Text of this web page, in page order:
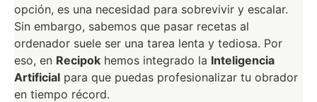
opción, es una necesidad para sobrevivir y escalar.
Sin embargo, sabemos que pasar recetas al
ordenador suele ser una tarea lenta y tediosa. Por
eso, en Recipok hemos integrado la Inteligencia
Artificial para que puedas profesionalizar tu obrador
en tiempo récord.